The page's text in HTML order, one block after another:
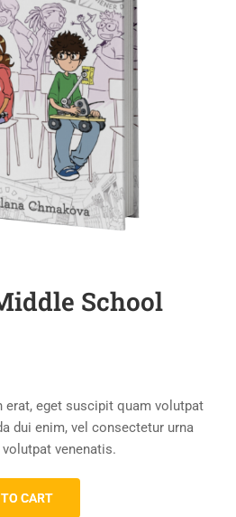
School
erat, eget suscipit quam volutpat
dui enim, vel consectetur urna
venenatis.
CART